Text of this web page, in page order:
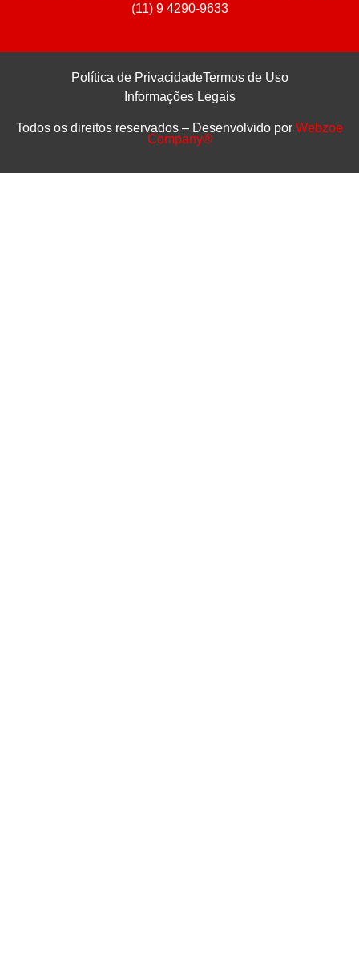
(11) 9 4290-9633
Política de PrivacidadeTermos de Uso
Informações Legais
Todos os direitos reservados – Desenvolvido por Webzoe
Company®